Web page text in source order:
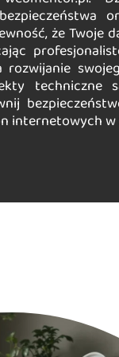
że Twoje
techniczne
internetowych w